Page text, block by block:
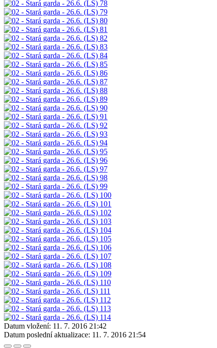
Datum vložení: 11. 7. 2016 21:42
Datum poslední aktualizace: 11. 7. 2016 21:54